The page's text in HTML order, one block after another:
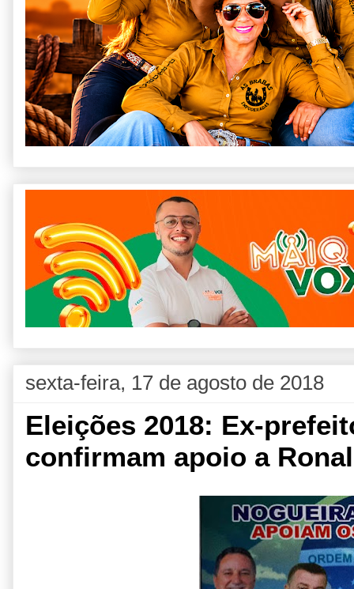
sexta-feira, 17 de agosto de 2018
Eleições 2018: Ex-
confirmam apoio a